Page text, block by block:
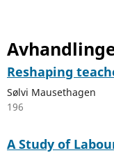
Reshaping
Sølvi Mausethagen
196
A Study of